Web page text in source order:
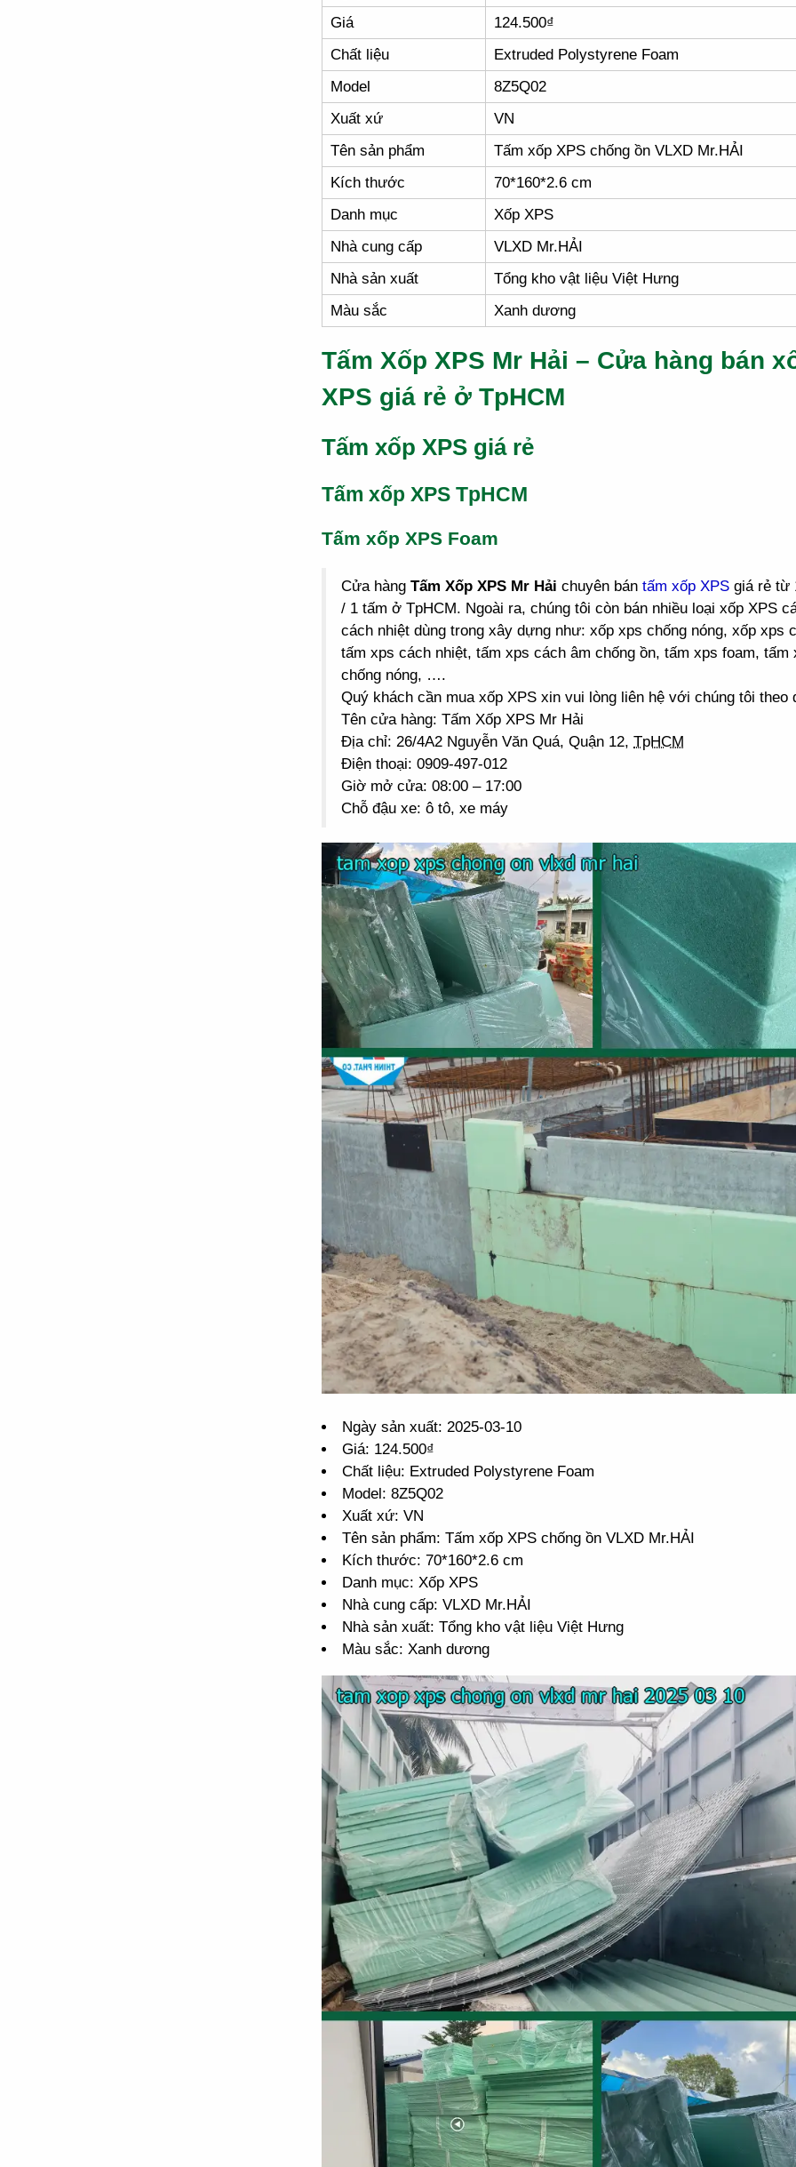
Giá
124.500₫
Chất liệu
Extruded Polystyrene Foam
Model
8Z5Q02
Xuất xứ
VN
Tên sản phẩm
Tấm xốp XPS chống ồn VLXD Mr.HẢI
Kích thước
70*160*2.6 cm
Danh mục
Xốp XPS
Nhà cung cấp
VLXD Mr.HẢI
Nhà sản xuất
Tổng kho vật liệu Việt Hưng
Màu sắc
Xanh dương
Tấm Xốp XPS Mr Hải – Cửa hàng bán
XPS giá rẻ ở TpHCM
Tấm xốp XPS giá rẻ
Tấm xốp XPS TpHCM
Tấm xốp XPS Foam
Cửa hàng Tấm Xốp XPS Mr Hải chuyên bán tấm xốp XPS giá rẻ từ
/ 1 tấm ở TpHCM. Ngoài ra, chúng tôi còn bán nhiều loại xốp XPS
cách nhiệt dùng trong xây dựng như: xốp xps chống nóng, xốp xps
tấm xps cách nhiệt, tấm xps cách âm chống ồn, tấm xps foam, tấm
chống nóng, ….
Quý khách cần mua xốp XPS xin vui lòng liên hệ với chúng tôi theo
Tên cửa hàng: Tấm Xốp XPS Mr Hải
Địa chỉ: 26/4A2 Nguyễn Văn Quá, Quận 12, TpHCM
Điện thoại: 0909-497-012
Giờ mở cửa: 08:00 – 17:00
Chỗ đậu xe: ô tô, xe máy
Ngày sản xuất: 2025-03-10
Giá: 124.500₫
Chất liệu: Extruded Polystyrene Foam
Model: 8Z5Q02
Xuất xứ: VN
Tên sản phẩm: Tấm xốp XPS chống ồn VLXD Mr.HẢI
Kích thước: 70*160*2.6 cm
Danh mục: Xốp XPS
Nhà cung cấp: VLXD Mr.HẢI
Nhà sản xuất: Tổng kho vật liệu Việt Hưng
Màu sắc: Xanh dương